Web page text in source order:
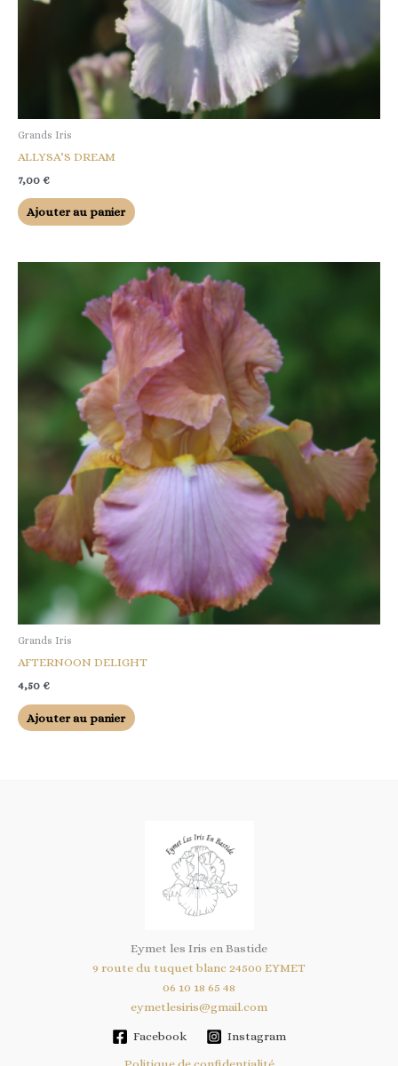
Grands Iris
ALLYSA’S DREAM
7,00 €
Ajouter au panier
Grands Iris
AFTERNOON DELIGHT
4,50 €
Ajouter au panier
Eymet les Iris en Bastide
9 route du tuquet blanc 24500 EYMET
06 10 18 65 48
eymetlesiris@gmail.com
Facebook Instagram